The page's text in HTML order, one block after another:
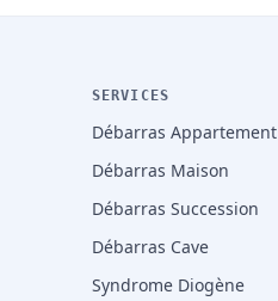
SERVICES
Débarras Appartement
Débarras Maison
Débarras Succession
Débarras Cave
Syndrome Diogène